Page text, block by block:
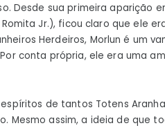
Desde sua primeira aparição
Jr.), ficou claro que ele
Herdeiros, Morlun é um
conta própria, ele era uma
de tantos Totens
Mesmo assim, a ideia de que